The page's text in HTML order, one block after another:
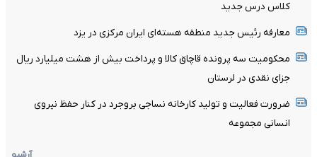
کلاس درس جدید
معارفه رئیس جدید منطقه هسته‌ای ایران مرکزی در یزد
محکومیت سه پرونده قاچاق کالا و پرداخت بیش از هشت میلیارد ریال
جزای نقدی در لرستان
ضرورت فعالیت و تولید کارخانه نساجی بروجرد در کنار حفظ نیروی
انسانی مجموعه
آرشیو